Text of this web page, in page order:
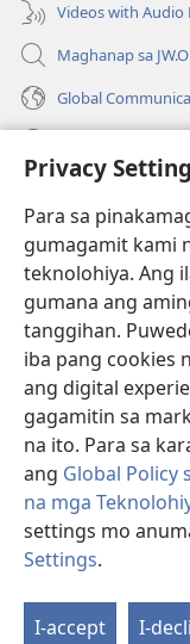
Privacy
Para sa
gumagamit kami
teknolohiya. Ang
gumana ang
tanggihan.
iba pang cookies
ang digital
gagamitin sa
na ito. Para sa
ang Global Policy
na mga
settings mo
Settings.
I-accept I-
Videos with Audio
Maghanap sa
Global
(may
na
bagong
window)
Watchtower
(may
bubukas
na
bagong
window)
JW Hub ®
(may
bubukas
bagong
window)
JW Library ®
Watchtower
Copyright
KASUNDUAN SA